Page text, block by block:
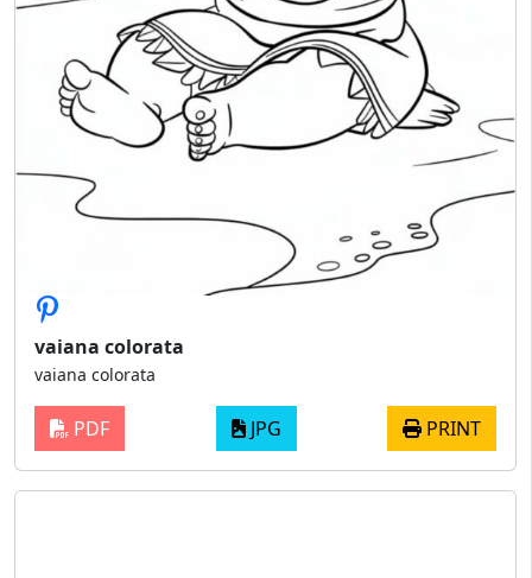
vaiana colorata
vaiana colorata
PDF JPG PRINT